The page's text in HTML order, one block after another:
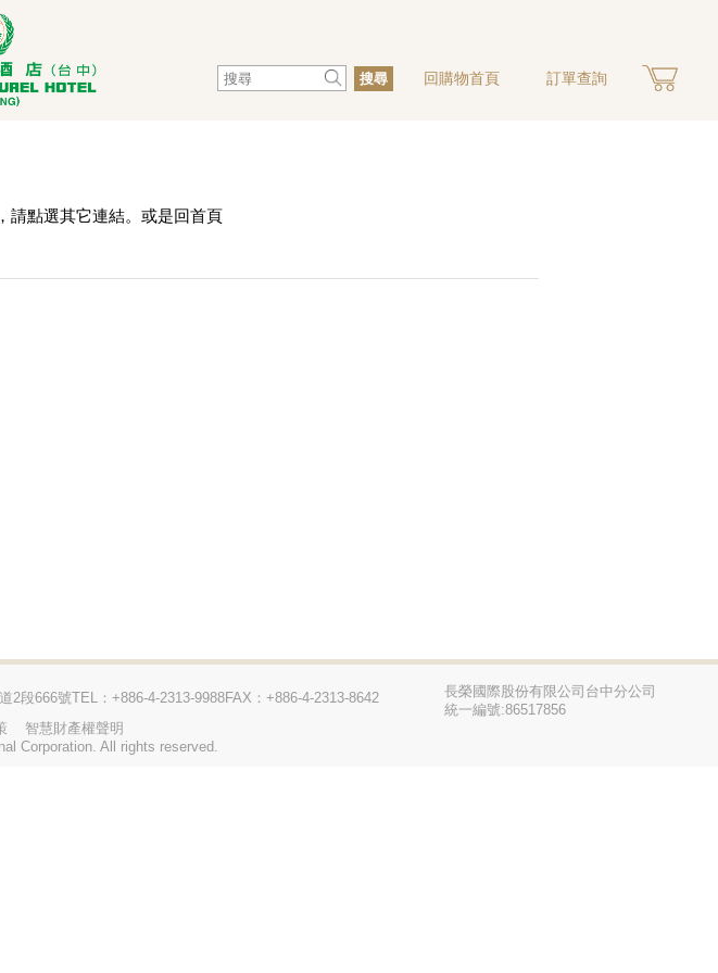
搜尋 回購物首頁 訂單查詢
請點選其它連結。或是回首頁
2段666號TEL：+886-4-2313-9988FAX：+886-4-2313-8642
長榮國際股份有限公司台中分公司
統一編號:86517856
智慧財產權聲明
Corporation. All rights reserved.